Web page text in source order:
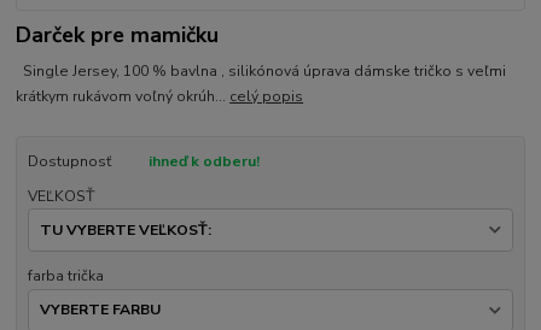
Darček pre mamičku
Single Jersey, 100 % bavlna , silikónová úprava dámske tričko s veľmi
krátkym rukávom voľný okrúh... celý popis
Dostupnosť
ihneď k odberu!
VEĽKOSŤ
farba trička